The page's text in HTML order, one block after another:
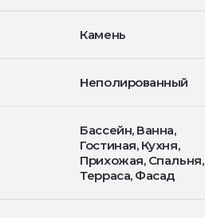
Камень
Неполированный
Бассейн, Ванна,
Гостиная, Кухня,
Прихожая, Спальня,
Терраса, Фасад